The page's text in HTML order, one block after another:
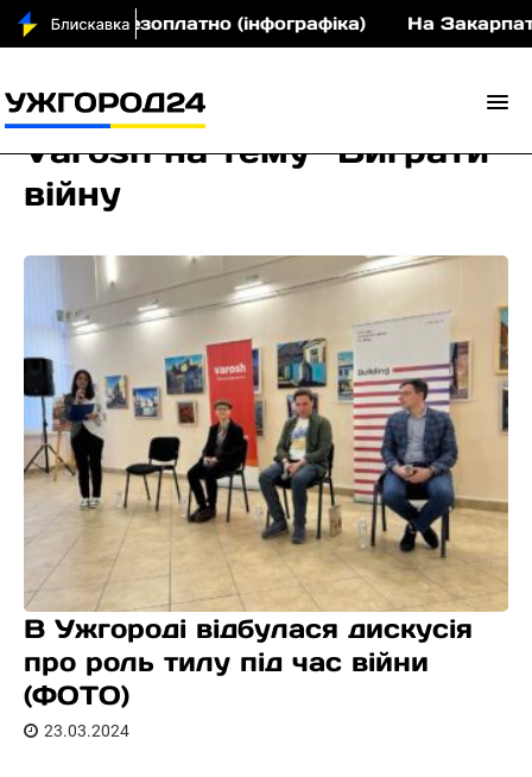
безоплатно (інфографіка) На Закарпатті
Varosh на тему “Виграти
війну
В Ужгороді відбулася дискусія
про роль тилу під час війни
(ФОТО)
23.03.2024